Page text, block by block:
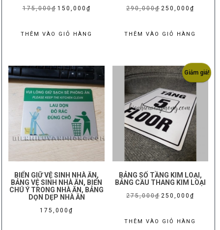
175,000₫ Giá
là:
150,000 ₫
tại
THÊM VÀO GIỎ HÀNG
290,000₫ Giá
là:
250,000 ₫
tại
THÊM VÀO GIỎ HÀNG
BIỂN GIỮ VỆ SINH NHÀ ĂN,
BẢNG VỆ SINH NHÀ ĂN, BIỂN
CHÚ Ý TRONG NHÀ ĂN, BẢNG
DỌN DẸP NHÀ ĂN
175,000 ₫
Giảm giá!
BẢNG SỐ TẦNG KIM LOẠI,
BẢNG CẦU THANG KIM LOẠI
275,000₫ Giá
là:
250,000 ₫
tại
THÊM VÀO GIỎ HÀNG